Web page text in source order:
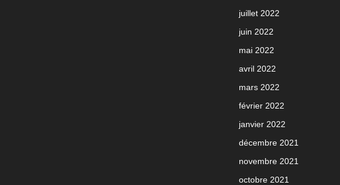
juillet 2022
juin 2022
mai 2022
avril 2022
mars 2022
février 2022
janvier 2022
décembre 2021
novembre 2021
octobre 2021